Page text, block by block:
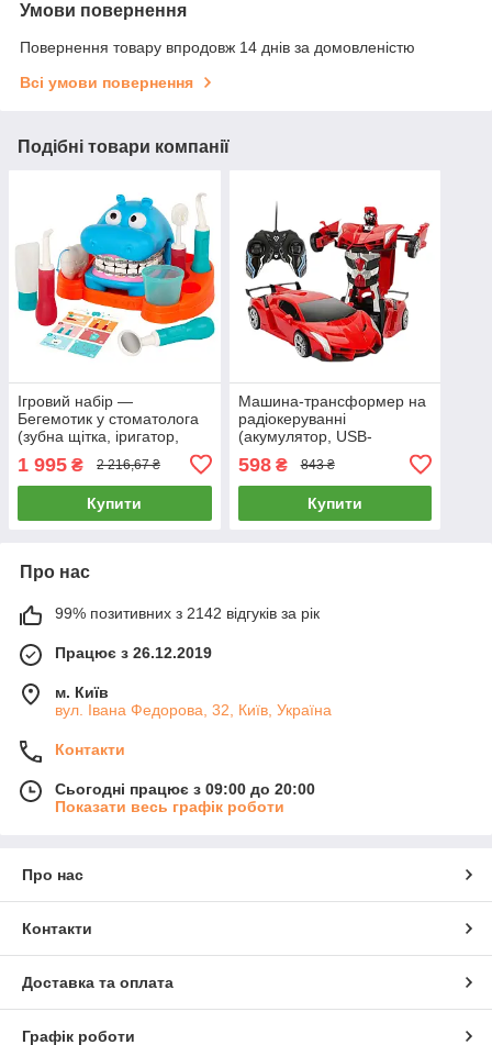
Умови повернення
Повернення товару впродовж 14 днів за домовленістю
Всі умови повернення
Подібні товари компанії
Ігровий набір —
Бегемотик у стоматолога
(зубна щітка, іригатор,
BT1803Z
1 995 ₴ 2 216,67 ₴
Купити
Машина-трансформер на
радіокеруванні
(акумулятор, USB-
коробці) 27-6KX
598₴ 843 ₴
Купити
Про нас
99% позитивних з 2142 відгуків за рік
Працює з 26.12.2019
м. Київ
вул. Івана Федорова, 32, Київ, Україна
Контакти
Сьогодні працює з 09:00 до 20:00
Показати весь графік роботи
Про нас
Контакти
Доставка та оплата
Графік роботи